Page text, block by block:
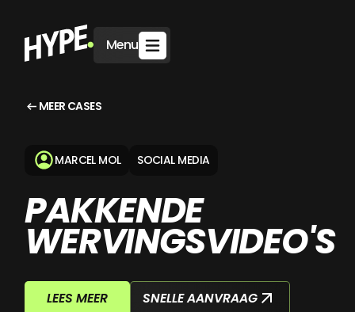
Menu
MEER CASES
MARCEL MOL SOCIAL MEDIA
PAKKENDE
WERVINGSVIDEO'S
LEES MEER SNELLE AANVRAAG